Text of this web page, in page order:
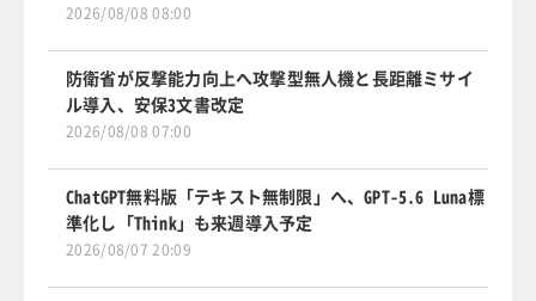
2026/08/08 08:00
防衛省が反撃能力向上へ攻撃型無人機と長距離ミサイ
ル導入、安保3文書改定
2026/08/08 07:00
ChatGPT無料版「テキスト無制限」へ、GPT-5.6 Luna標
準化し「Think」も来週導入予定
2026/08/07 20:09